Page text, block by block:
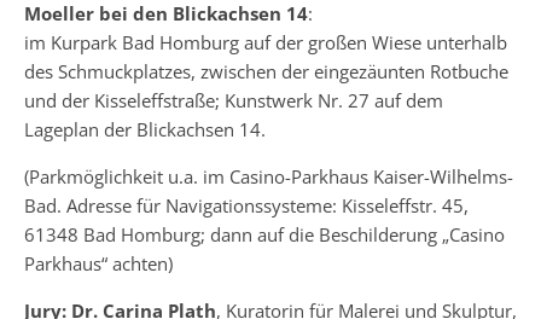
Moeller bei den Blickachsen 14:
im Kurpark Bad Homburg auf der großen Wiese unterhalb
des Schmuckplatzes, zwischen der eingezäunten Rotbuche
und der Kisseleffstraße; Kunstwerk Nr. 27 auf dem
Lageplan der Blickachsen 14.
(Parkmöglichkeit u.a. im Casino-Parkhaus Kaiser-Wilhelms-
Bad. Adresse für Navigationssysteme: Kisseleffstr. 45,
61348 Bad Homburg; dann auf die Beschilderung „Casino
Parkhaus“ achten)
Jury: Dr. Carina Plath, Kuratorin für Malerei und Skulptur,